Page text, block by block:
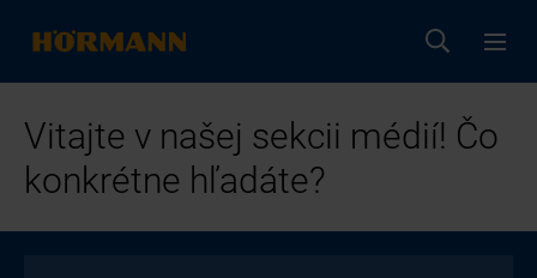
Vitajte v našej sekcii médií! Čo
konkrétne hľadáte?